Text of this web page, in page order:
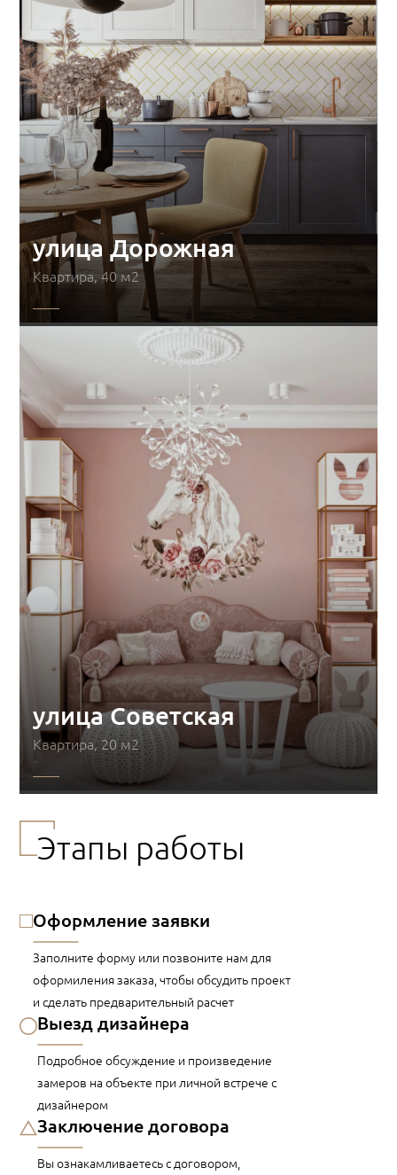
улица Дорожная
Квартира, 40 м2
улица Советская
Квартира, 20 м2
Этапы работы
Оформление заявки
Заполните форму или позвоните нам для
оформиления заказа, чтобы обсудить проект
и сделать предварительный расчет
Выезд дизайнера
Подробное обсуждение и произведение
замеров на объекте при личной встрече с
дизайнером
Заключение договора
Вы ознакамливаетесь с договором,